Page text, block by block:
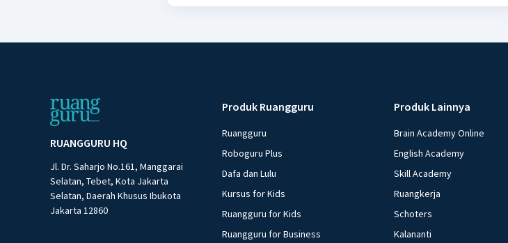
RUANGGURU HQ
Jl. Dr. Saharjo No.161, Manggarai
Selatan, Tebet, Kota Jakarta
Selatan, Daerah Khusus Ibukota
Jakarta 12860
Produk Ruangguru
Ruangguru
Roboguru Plus
Dafa dan Lulu
Kursus for Kids
Ruangguru for Kids
Ruangguru for Business
Produk Lainnya
Brain Academy Online
English Academy
Skill Academy
Ruangkerja
Schoters
Kalananti